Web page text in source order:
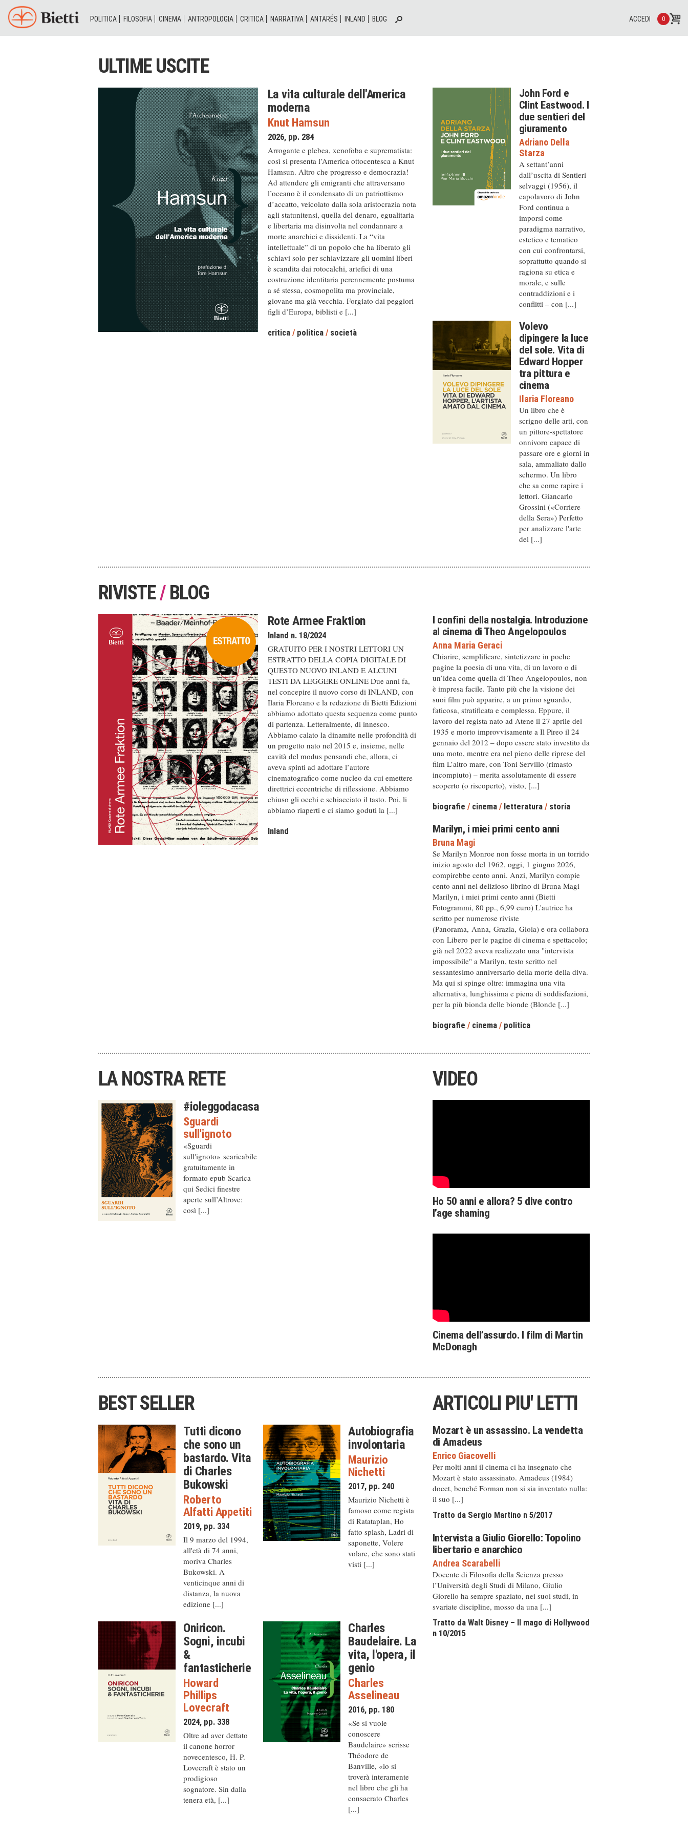
POLITICA FILOSOFIA CINEMA ANTROPOLOGIA CRITICA NARRATIVA ANTARÉS INLAND BLOG 0
ACCEDI
ULTIME USCITE
La vita culturale dell'America
moderna
Knut Hamsun
2026, pp. 284
Arrogante e plebea, xenofoba e suprematista:
così si presenta l’America ottocentesca a Knut
Hamsun. Altro che progresso e democrazia!
Ad attendere gli emigranti che attraversano
l’oceano è il condensato di un patriottismo
d’accatto, veicolato dalla sola aristocrazia nota
agli statunitensi, quella del denaro, egualitaria
e libertaria ma disinvolta nel condannare a
morte anarchici e dissidenti. La “vita
intellettuale” di un popolo che ha liberato gli
schiavi solo per schiavizzare gli uomini liberi
è scandita dai rotocalchi, artefici di una
costruzione identitaria perennemente postuma
a sé stessa, cosmopolita ma provinciale,
giovane ma già vecchia. Forgiato dai peggiori
figli d’Europa, biblisti e [...]
critica / politica / società
John Ford e
Clint Eastwood. I
due sentieri del
giuramento
Adriano Della
Starza
A settant’anni
dall’uscita di Sentieri
selvaggi (1956), il
capolavoro di John
Ford continua a
imporsi come
paradigma narrativo,
estetico e tematico
con cui confrontarsi,
soprattutto quando si
ragiona su etica e
morale, e sulle
contraddizioni e i
conflitti – con [...]
Volevo
dipingere la luce
del sole. Vita di
Edward Hopper
tra pittura e
cinema
Ilaria Floreano
Un libro che è
scrigno delle arti, con
un pittore-spettatore
onnivoro capace di
passare ore e giorni in
sala, ammaliato dallo
schermo. Un libro
che sa come rapire i
lettori. Giancarlo
Grossini («Corriere
della Sera») Perfetto
per analizzare l'arte
del [...]
RIVISTE/BLOG
Rote Armee Fraktion
Inland n. 18/2024
GRATUITO PER I NOSTRI LETTORI UN
ESTRATTO DELLA COPIA DIGITALE DI
QUESTO NUOVO INLAND E ALCUNI
TESTI DA LEGGERE ONLINE Due anni fa,
nel concepire il nuovo corso di INLAND, con
Ilaria Floreano e la redazione di Bietti Edizioni
abbiamo adottato questa sequenza come punto
di partenza. Letteralmente, di innesco.
Abbiamo calato la dinamite nelle profondità di
un progetto nato nel 2015 e, insieme, nelle
cavità del modus pensandi che, allora, ci
aveva spinti ad adottare l’autore
cinematografico come nucleo da cui emettere
direttrici eccentriche di riflessione. Abbiamo
chiuso gli occhi e schiacciato il tasto. Poi, li
abbiamo riaperti e ci siamo goduti la [...]
Inland
I confini della nostalgia. Introduzione
al cinema di Theo Angelopoulos
Anna Maria Geraci
Chiarire, semplificare, sintetizzare in poche
pagine la poesia di una vita, di un lavoro o di
un’idea come quella di Theo Angelopoulos, non
è impresa facile. Tanto più che la visione dei
suoi film può apparire, a un primo sguardo,
faticosa, stratificata e complessa. Eppure, il
lavoro del regista nato ad Atene il 27 aprile del
1935 e morto improvvisamente a Il Pireo il 24
gennaio del 2012 – dopo essere stato investito da
una moto, mentre era nel pieno delle riprese del
film L’altro mare, con Toni Servillo (rimasto
incompiuto) – merita assolutamente di essere
scoperto (o riscoperto), visto, [...]
biografie / cinema / letteratura / storia
Marilyn, i miei primi cento anni
Bruna Magi
Se Marilyn Monroe non fosse morta in un torrido
inizio agosto del 1962, oggi, 1 giugno 2026,
compirebbe cento anni. Anzi, Marilyn compie
cento anni nel delizioso librino di Bruna Magi
Marilyn, i miei primi cento anni (Bietti
Fotogrammi, 80 pp., 6,99 euro) L'autrice ha
scritto per numerose riviste
(Panorama, Anna, Grazia, Gioia) e ora collabora
con Libero per le pagine di cinema e spettacolo;
già nel 2022 aveva realizzato una "intervista
impossibile" a Marilyn, testo scritto nel
sessantesimo anniversario della morte della diva.
Ma qui si spinge oltre: immagina una vita
alternativa, lunghissima e piena di soddisfazioni,
per la più bionda delle bionde (Blonde [...]
biografie / cinema / politica
Kamagra gel
LA NOSTRA RETE
#ioleggodacasa
Sguardi
sull'ignoto
«Sguardi
sull'ignoto» scaricabile
gratuitamente in
formato epub Scarica
qui Sedici finestre
aperte sull’Altrove:
così [...]
VIDEO
Ho 50 anni e allora? 5 dive contro
l’age shaming
Cinema dell’assurdo. I film di Martin
McDonagh
BEST SELLER
Tutti dicono
che sono un
bastardo. Vita
di Charles
Bukowski
Roberto
Alfatti Appetiti
2019, pp. 334
Il 9 marzo del 1994,
all'età di 74 anni,
moriva Charles
Bukowski. A
venticinque anni di
distanza, la nuova
edizione [...]
Autobiografia
involontaria
Maurizio
Nichetti
2017, pp. 240
Maurizio Nichetti è
famoso come regista
di Ratataplan, Ho
fatto splash, Ladri di
saponette, Volere
volare, che sono stati
visti [...]
Oniricon.
Sogni, incubi
&
fantasticherie
Howard
Phillips
Lovecraft
2024, pp. 338
Oltre ad aver dettato
il canone horror
novecentesco, H. P.
Lovecraft è stato un
prodigioso
sognatore. Sin dalla
tenera età, [...]
Charles
Baudelaire. La
vita, l'opera, il
genio
Charles
Asselineau
2016, pp. 180
«Se si vuole
conoscere
Baudelaire» scrisse
Théodore de
Banville, «lo si
troverà interamente
nel libro che gli ha
consacrato Charles
[...]
ARTICOLI PIU' LETTI
Mozart è un assassino. La vendetta
di Amadeus
Enrico Giacovelli
Per molti anni il cinema ci ha insegnato che
Mozart è stato assassinato. Amadeus (1984)
docet, benché Forman non si sia inventato nulla:
il suo [...]
Tratto da Sergio Martino n 5/2017
Intervista a Giulio Giorello: Topolino
libertario e anarchico
Andrea Scarabelli
Docente di Filosofia della Scienza presso
l’Università degli Studi di Milano, Giulio
Giorello ha sempre spaziato, nei suoi studi, in
svariate discipline, mosso da una [...]
Tratto da Walt Disney – Il mago di Hollywood
n 10/2015